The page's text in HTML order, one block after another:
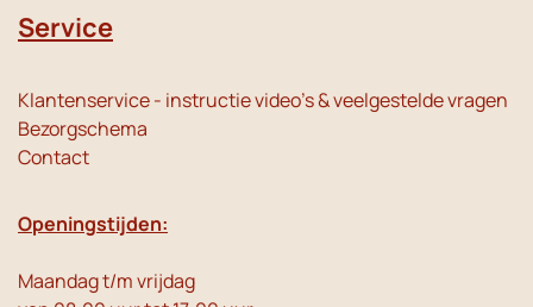
Service
Klantenservice - instructie video's & veelgestelde vragen
Bezorgschema
Contact
Openingstijden:
Maandag t/m vrijdag